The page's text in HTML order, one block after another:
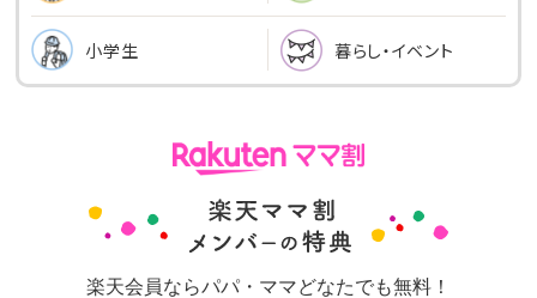
小学生 暮らし・イベント
楽天会員ならパパ・ママどなたでも無料！